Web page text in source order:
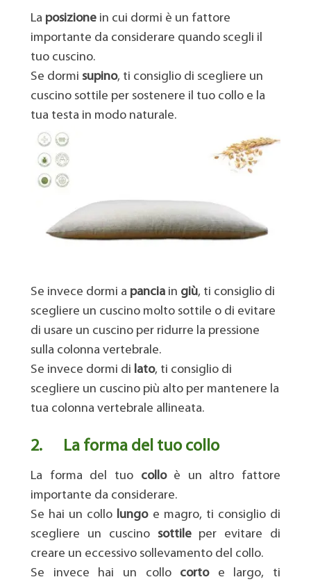
La posizione in cui dormi è un fattore
importante da considerare quando scegli il
tuo cuscino.
Se dormi supino, ti consiglio di scegliere un
cuscino sottile per sostenere il tuo collo e la
tua testa in modo naturale.
Se invece dormi a pancia in giù, ti consiglio di
scegliere un cuscino molto sottile o di evitare
di usare un cuscino per ridurre la pressione
sulla colonna vertebrale.
Se invece dormi di lato, ti consiglio di
scegliere un cuscino più alto per mantenere la
tua colonna vertebrale allineata.
2. La forma del tuo collo
La forma del tuo colloè un altro fattore
importante da considerare.
Se hai un collo lungoe magro, ti consiglio di
scegliere un cuscino sottileper evitare di
creare un eccessivo sollevamento del collo.
Se invece hai un collo cortoe largo, ti